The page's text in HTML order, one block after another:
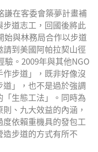
謙在客委會築夢計畫補
道志工，回國後將此
始與林務局合作以步道
到美國阿帕拉契山徑
。2009年與其他NGO
步道」，既非好像沒
」，也不是過於強調
生態工法」。同時為
、九大效益的內涵，
依賴重機具的發包工
步道的方式有所不